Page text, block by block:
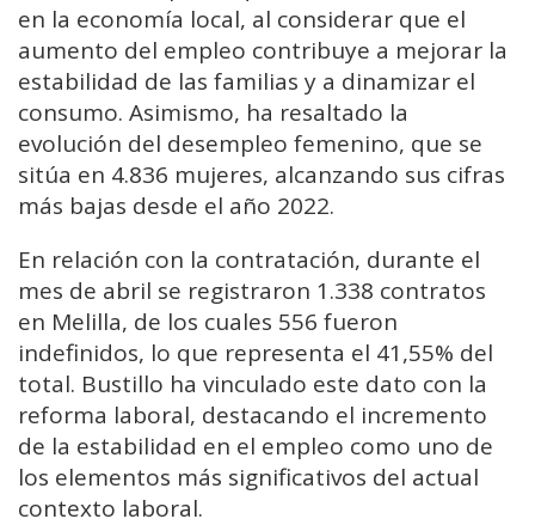
en la economía local, al considerar que el
aumento del empleo contribuye a mejorar la
estabilidad de las familias y a dinamizar el
consumo. Asimismo, ha resaltado la
evolución del desempleo femenino, que se
sitúa en 4.836 mujeres, alcanzando sus cifras
más bajas desde el año 2022.
En relación con la contratación, durante el
mes de abril se registraron 1.338 contratos
en Melilla, de los cuales 556 fueron
indefinidos, lo que representa el 41,55% del
total. Bustillo ha vinculado este dato con la
reforma laboral, destacando el incremento
de la estabilidad en el empleo como uno de
los elementos más significativos del actual
contexto laboral.